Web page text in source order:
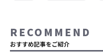
RECOMMEND
おすすめ記事をご紹介